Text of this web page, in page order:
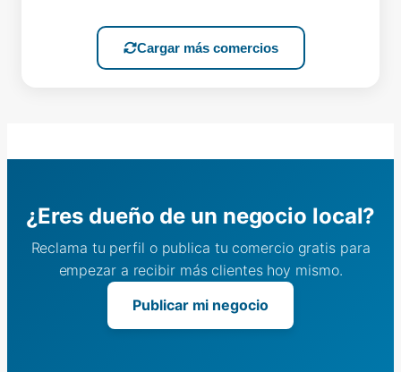
Cargar más comercios
¿Eres dueño de un negocio local?
Reclama tu perfil o publica tu comercio gratis para
empezar a recibir más clientes hoy mismo.
Publicar mi negocio